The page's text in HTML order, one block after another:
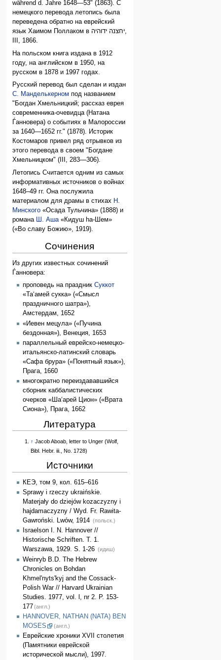
während d. Jahre 1648—53" (1863). С
немецкого перевода летопись была
переведена обратно на еврейский
язык Хаимом Поллаком в יחצנה ידוהיה,
III, 1866.
На польском книга издана в 1912
году, на английском в 1950, на
русском в 1878 и 1997 годах.
Русский перевод был сделан и издан
С. Манделькерном под названием
"Богдан Хмельницкий; рассказ еврея
современника-очевидца (Натана
Ѓанновера) ο событиях в Малороссии
за 1640—1652 гг." (1878). Историк
Костомаров привел ряд отрывков из
этого перевода в своем "Богдане
Хмельницком" (III, 283—306).
Летопись Считается одним из самых
информативных источников о войнах
1648–49 гг. Она послужила
материалом для драмы в стихах Н.
Минского «Осада Тульчина» (1888) и
романа
Ш. Аша «Кидуш hа-Шем»
(«Во славу Божию», 1919).
Сочинения
Из других известных сочинений
Ѓанновера:
проповедь на праздник Суккот
«Та‘амей сукка» («Смысл
праздничного шатра»),
Амстердам, 1652
«Иевен мецула» («Пучина
бездонная»), Венеция, 1653
параллельный еврейско-немецко-
итальянско-латинский словарь
«Сафа брура» («Понятный язык»),
Прага, 1660
многократно переиздававшийся
сборник каббалистических
очерков «Ша‘арей Цион» («Врата
Сиона»), Прага, 1662
Литература
↑ Jacob Aboab, letter to Unger (Wolf,
Bibl. Hebr. iii., No. 1728)
Источники
КЕЭ, том 9, кол. 615–616
Sprawy i rzeczy ukraińskie.
Materjały do dziejów kozaczyzny i
hajdamaczyzny / Wyd. Fr. Rawita-
Gawroński. Lwów, 1914 (польск.)
Israelson I. N. Hannover //
Historische Schriften. T. 1.
Warszawa, 1929. S. 1-26 (идиш)
Weinryb B.D. The Hebrew
Chronicles on Bohdan
Khmel'nyts'kyj and the Cossack-
Polish War // Harvard Ukrainian
Studies. 1977, vol. l, nr 2. P. 153-
177(англ.)
HANNOVER, NATHAN (NATA) BEN
MOSES
(англ.)
Еврейские хроники XVII столетия
(Памятники еврейской
исторической мысли), 1997.